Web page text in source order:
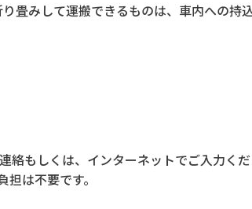
みして運搬できるものは、車内への持込
絡もしくは、インターネットでご入力く
は不要です。